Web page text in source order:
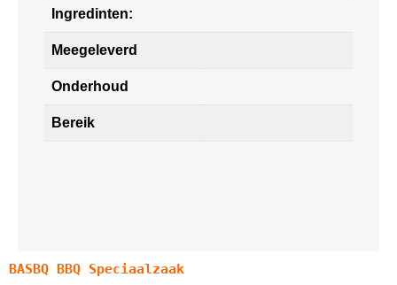
Ingredinten:
Meegeleverd
Onderhoud
Bereik
BASBQ BBQ Speciaalzaak